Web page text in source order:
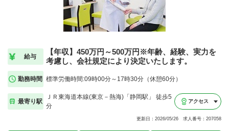
給与
【年収】450万円～500万円※年齢、経験、実力を
考慮し、会社規定により決定いたします。
勤務時間 標準労働時間:09時00分～17時30分（休憩60分）
最寄り駅
ＪＲ東海道本線(東京－熱海)「静岡駅」 徒歩5
分
アクセス
更新日：2026/05/26 求人番号：207058